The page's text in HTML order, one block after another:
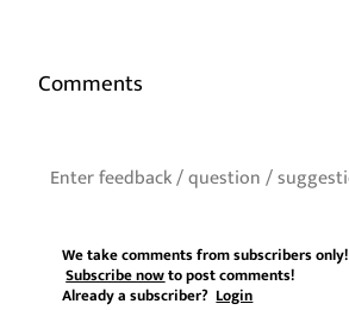
Comments
We take comments from subscribers only!
Subscribe nowto post comments!
Already a subscriber?Login